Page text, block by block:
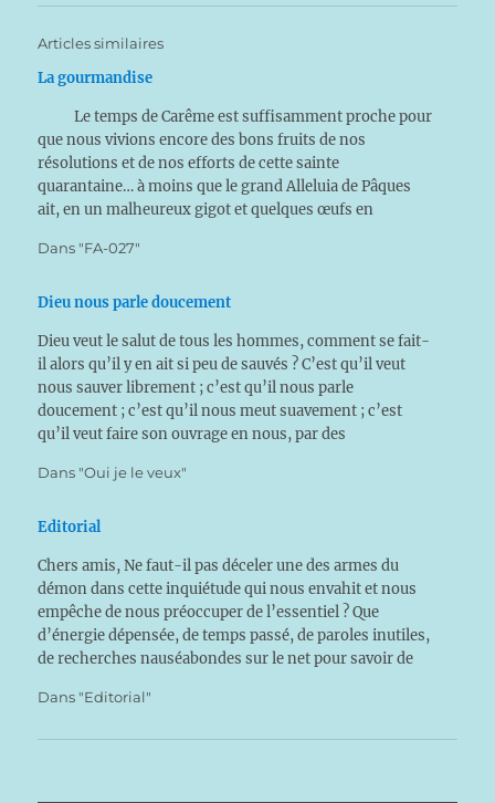
Articles similaires
La gourmandise
Le temps de Carême est suffisamment proche pour
que nous vivions encore des bons fruits de nos
résolutions et de nos efforts de cette sainte
quarantaine… à moins que le grand Alleluia de Pâques
ait, en un malheureux gigot et quelques œufs en
Dans "FA-027"
Dieu nous parle doucement
Dieu veut le salut de tous les hommes, comment se fait-
il alors qu’il y en ait si peu de sauvés ? C’est qu’il veut
nous sauver librement ; c’est qu’il nous parle
doucement ; c’est qu’il nous meut suavement ; c’est
qu’il veut faire son ouvrage en nous, par des
Dans "Oui je le veux"
Editorial
Chers amis, Ne faut-il pas déceler une des armes du
démon dans cette inquiétude qui nous envahit et nous
empêche de nous préoccuper de l’essentiel ? Que
d’énergie dépensée, de temps passé, de paroles inutiles,
de recherches nauséabondes sur le net pour savoir de
Dans "Editorial"